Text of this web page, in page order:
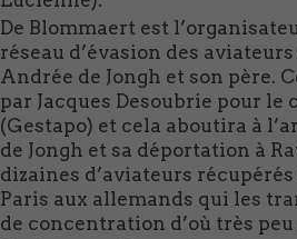
De Blommaert est
réseau d’évasion des
Andrée de Jongh et son père.
par Jacques Desoubrie pour le
(Gestapo) et cela aboutira à
de Jongh et sa déportation à
dizaines d’aviateurs
Paris aux allemands qui les
de concentration d’où très